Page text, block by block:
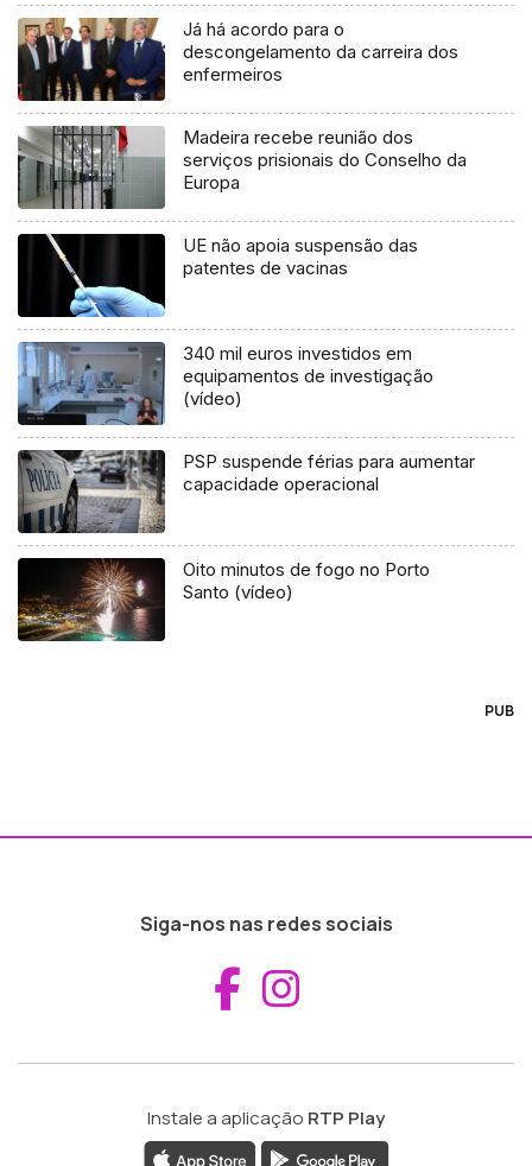
Já há acordo para o
descongelamento da carreira dos
enfermeiros
Madeira recebe reunião dos
serviços prisionais do Conselho da
Europa
UE não apoia suspensão das
patentes de vacinas
340 mil euros investidos em
equipamentos de investigação
(vídeo)
PSP suspende férias para aumentar
capacidade operacional
Oito minutos de fogo no Porto
Santo (vídeo)
PUB
Siga-nos nas redes sociais
Aceder ao
Instale a aplicação RTP Play